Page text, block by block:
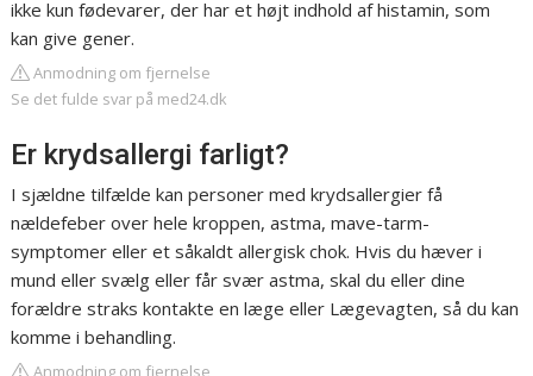
ikke kun fødevarer, der har et højt indhold af histamin, som
kan give gener.
Anmodning om fjernelse
Se det fulde svar på med24.dk
Er krydsallergi farligt?
I sjældne tilfælde kan personer med krydsallergier få
nældefeber over hele kroppen, astma, mave-tarm-
symptomer eller et såkaldt allergisk chok. Hvis du hæver i
mund eller svælg eller får svær astma, skal du eller dine
forældre straks kontakte en læge eller Lægevagten, så du kan
komme i behandling.
Anmodning om fjernelse